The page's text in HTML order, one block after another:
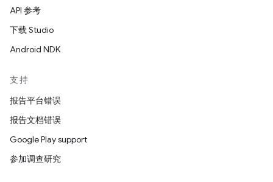
API 参考
下载 Studio
Android NDK
支持
报告平台错误
报告文档错误
Google Play support
参加调查研究